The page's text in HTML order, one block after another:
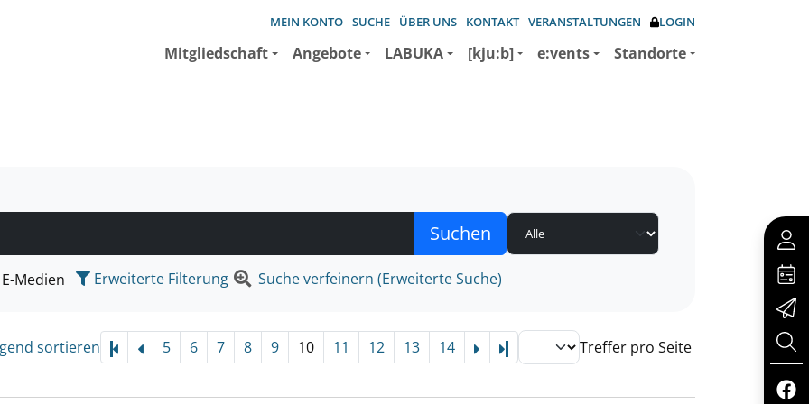
MEIN KONTO SUCHE ÜBER UNS KONTAKT VERANSTALTUNGEN LOGIN
Mitgliedschaft Angebote LABUKA [kju:b] e:vents Standorte
suchen wollen.
E-Medien Erweiterte Filterung Suche verfeinern (Erweiterte Suche)
sortieren 5 6 7 8 9 10 11 12 13 14 Letzte SeiteTreffer pro Seite